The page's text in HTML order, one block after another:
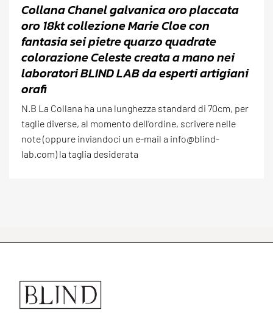
Collana Chanel galvanica oro placcata
oro 18kt collezione Marie Cloe con
fantasia sei pietre quarzo quadrate
colorazione Celeste creata a mano nei
laboratori BLIND LAB da esperti artigiani
orafi
N.B La Collana ha una lunghezza standard di 70cm, per
taglie diverse, al momento dell’ordine, scrivere nelle
note (oppure inviandoci un e-mail a info@blind-
lab.com) la taglia desiderata